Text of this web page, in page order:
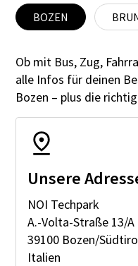
BOZEN
Ob mit Bus, Zug,
alle Infos für deinen
Bozen – plus die
Unsere
NOI Techpark
A.-Volta-Straße 13 /A
39100 Bozen/
Italien
E-Mail
Thema der
(optional)
Deine
Ich bestätige,
Verarbeitung
gemäß Artikel
2016/679
(Mehr
Marketing
Mittwoch
Donnerstag
Freitag
Samstag